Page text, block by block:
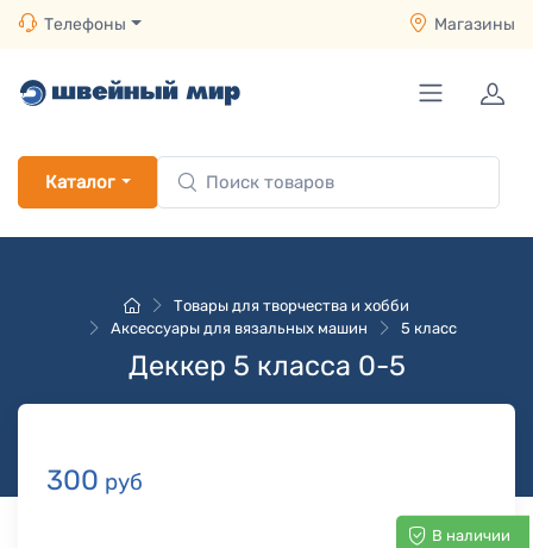
Телефоны Магазины
Каталог
Товары для творчества и хобби
Аксессуары для вязальных машин
5 класс
Деккер 5 класса 0-5
300 руб
В наличии